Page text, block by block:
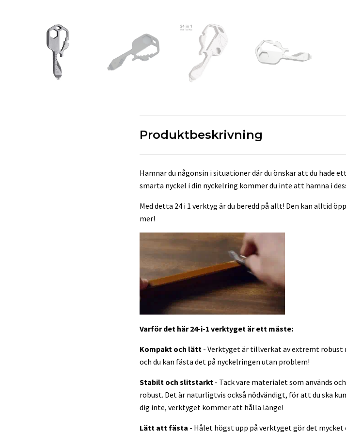
Produktbeskrivning
Hamnar du någonsin i situationer där du önskar att du hade
smarta nyckel i din nyckelring kommer du inte att hamna i
Med detta 24 i 1 verktyg är du beredd på allt! Den kan alltid
mer!
Varför det här 24-i-1 verktyget är ett måste:
Kompakt och lätt - Verktyget är tillverkat av extremt
och du kan fästa det på nyckelringen utan problem!
Stabilt och slitstarkt - Tack vare materialet som används
robust. Det är naturligtvis också nödvändigt, för att du ska
dig inte, verktyget kommer att hålla länge!
Lätt att fästa - Hålet högst upp på verktyget gör det